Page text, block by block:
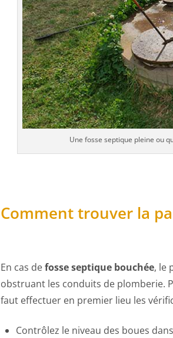
Une fosse septique pleine ou
Comment trouver la
En cas defosse septique bouchée, le
obstruant les conduits de plomberie.
faut effectuer en premier lieu les
Contrôlez le niveau des boues